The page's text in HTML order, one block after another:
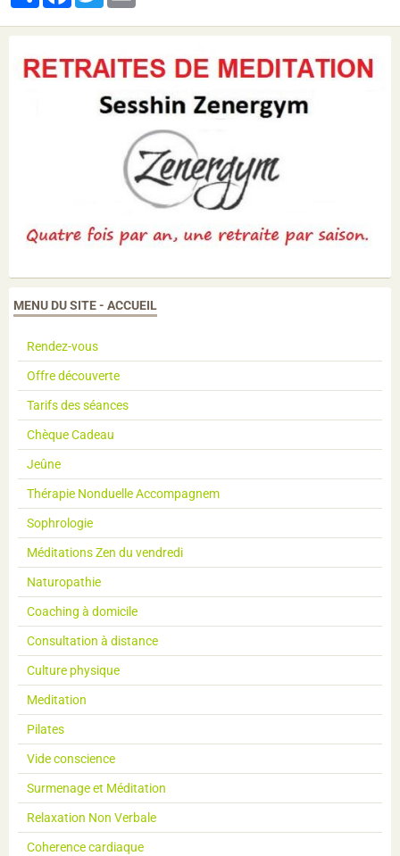
MENU DU SITE - ACCUEIL
Rendez-vous
Offre découverte
Tarifs des séances
Chèque Cadeau
Jeûne
Thérapie Nonduelle Accompagnem
Sophrologie
Méditations Zen du vendredi
Naturopathie
Coaching à domicile
Consultation à distance
Culture physique
Meditation
Pilates
Vide conscience
Surmenage et Méditation
Relaxation Non Verbale
Coherence cardiaque